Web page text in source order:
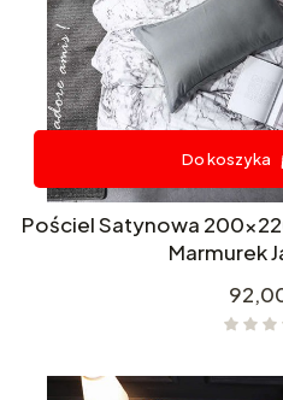
Do koszyka
Pościel Satynowa
Marmurek
Cena